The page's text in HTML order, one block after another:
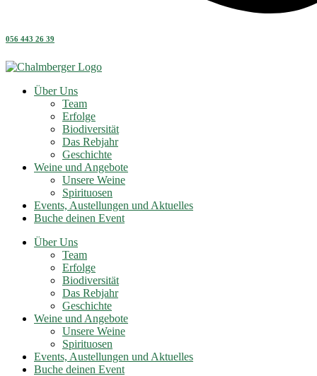
056 443 26 39
Über Uns
Team
Erfolge
Biodiversität
Das Rebjahr
Geschichte
Weine und Angebote
Unsere Weine
Spirituosen
Events, Austellungen und Aktuelles
Buche deinen Event
Über Uns
Team
Erfolge
Biodiversität
Das Rebjahr
Geschichte
Weine und Angebote
Unsere Weine
Spirituosen
Events, Austellungen und Aktuelles
Buche deinen Event